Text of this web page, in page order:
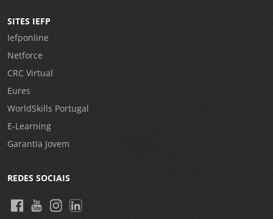
SITES IEFP
Iefponline
Netforce
CRC Virtual
Eures
WorldSkills Portugal
E-Learning
Garantia Jovem
REDES SOCIAIS